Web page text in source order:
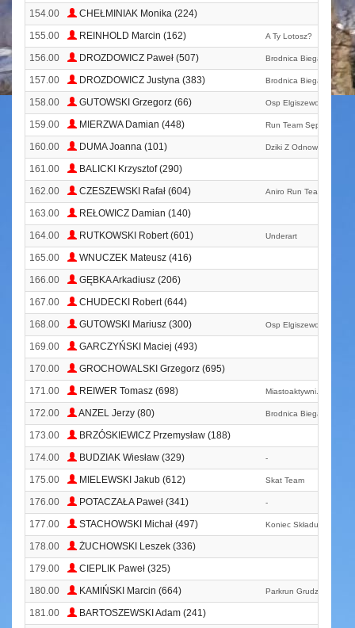
154.00
CHEŁMINIAK Monika (224)
155.00
REINHOLD Marcin (162) A Ty Lotosz?
156.00 DROZDOWICZ Paweł (507) Brodnica Biega
157.00 DROZDOWICZ Justyna (383) Brodnica Biega
158.00 GUTOWSKI Grzegorz (66) Osp Elgiszewo
159.00 MIERZWA Damian (448) Run Team Sępólno
160.00 DUMA Joanna (101) Dziki Z Odnowy
161.00
BALICKI Krzysztof (290)
162.00
CZESZEWSKI Rafał (604) Aniro Run Team
163.00
REŁOWICZ Damian (140)
164.00
RUTKOWSKI Robert (601) Underart
165.00
WNUCZEK Mateusz (416)
166.00
GĘBKA Arkadiusz (206)
167.00
CHUDECKI Robert (644)
168.00
GUTOWSKI Mariusz (300) Osp Elgiszewo
169.00
GARCZYŃSKI Maciej (493)
170.00
GROCHOWALSKI Grzegorz (695)
171.00
REIWER Tomasz (698) Miastoaktywni. Pl
172.00 ANZEL Jerzy (80) Brodnica Biega
173.00
BRZÓSKIEWICZ Przemysław (188)
174.00
BUDZIAK Wiesław (329) -
175.00 MIELEWSKI Jakub (612) Skat Team
176.00 POTACZAŁA Paweł (341) -
177.00 STACHOWSKI Michał (497) Koniec Składu
178.00
ŻUCHOWSKI Leszek (336)
179.00
CIEPLIK Paweł (325)
180.00
KAMIŃSKI Marcin (664) Parkrun Grudziądz
181.00
BARTOSZEWSKI Adam (241)